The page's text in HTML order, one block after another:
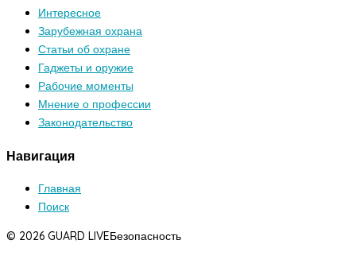
Интересное
Зарубежная охрана
Статьи об охране
Гаджеты и оружие
Рабочие моменты
Мнение о профессии
Законодательство
Навигация
Главная
Поиск
© 2026 GUARD LIVEБезопасность